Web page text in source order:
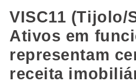
VISC11 (Tijolo/
Ativos em
representam
receita